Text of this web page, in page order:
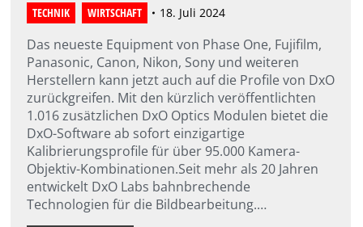
TECHNIK WIRTSCHAFT 18. Juli 2024
Das neueste Equipment von Phase One, Fujifilm,
Panasonic, Canon, Nikon, Sony und weiteren
Herstellern kann jetzt auch auf die Profile von DxO
zurückgreifen. Mit den kürzlich veröffentlichten
1.016 zusätzlichen DxO Optics Modulen bietet die
DxO-Software ab sofort einzigartige
Kalibrierungsprofile für über 95.000 Kamera-
Objektiv-Kombinationen.Seit mehr als 20 Jahren
entwickelt DxO Labs bahnbrechende
Technologien für die Bildbearbeitung.…